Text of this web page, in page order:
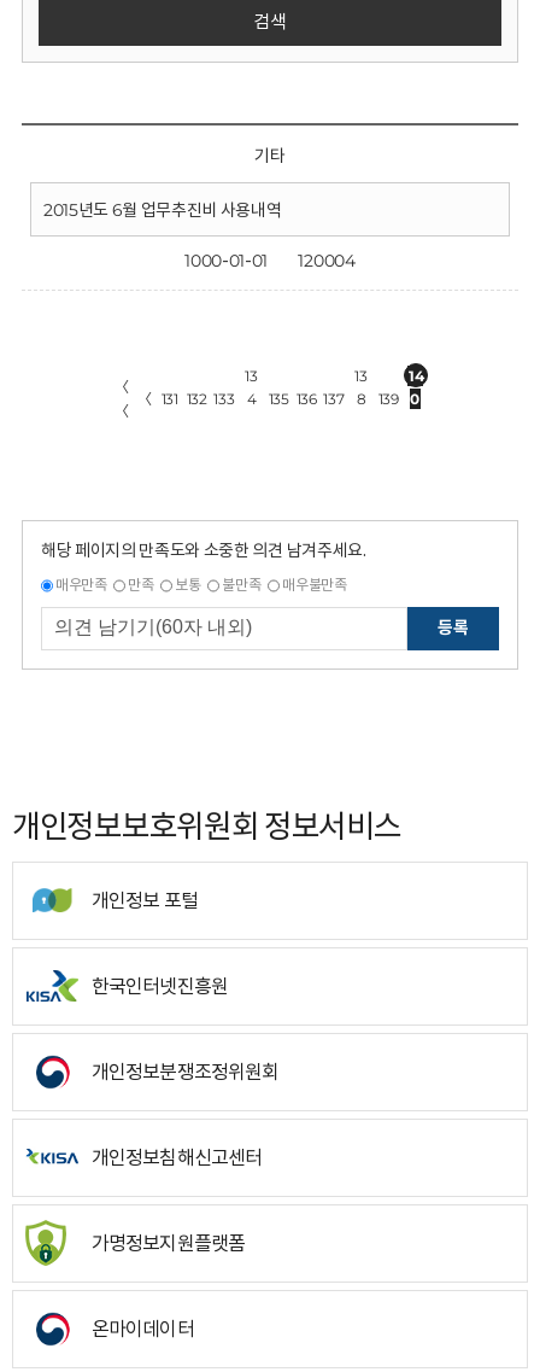
검색
기타
2015년도 6월 업무추진비 사용내역
1000-01-01 120004
〈
〈
〈 131 132 133
13
4
135 136 137
13
8
139
14
0
해당 페이지의 만족도와 소중한 의견 남겨주세요.
매우만족 만족 보통 불만족 매우불만족
등록
개인정보보호위원회 정보서비스
개인정보 포털
한국인터넷진흥원
개인정보분쟁조정위원회
개인정보침해신고센터
가명정보지원플랫폼
온마이데이터